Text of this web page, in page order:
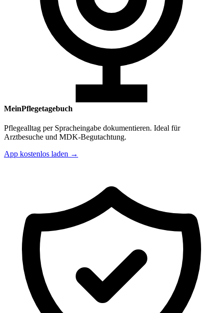
MeinPflegetagebuch
Pflegealltag per Spracheingabe dokumentieren. Ideal für
Arztbesuche und MDK-Begutachtung.
App kostenlos laden →